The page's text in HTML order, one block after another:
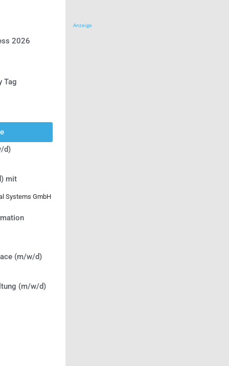
2026
Tag
d)
mit
Systems GmbH
(m/w/d)
(m/w/d)
Anzeige